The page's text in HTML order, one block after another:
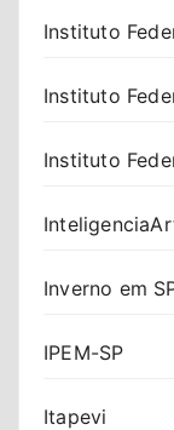
Instituto
Instituto
Instituto
Inverno em
IPEM-SP
Itapevi